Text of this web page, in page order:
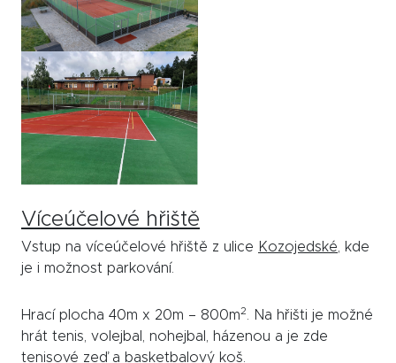
Víceúčelové hřiště
Vstup na víceúčelové hřiště z ulice Kozojedské,
kde
je i možnost parkování.
Hrací plocha 40m x 20m – 800m2
. Na hřišti je možné
hrát tenis, volejbal, nohejbal, házenou a je zde
tenisové zeď a basketbalový koš.